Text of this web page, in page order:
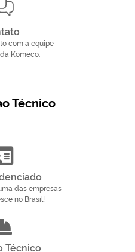
com a equipe
Komeco.
Técnico
das empresas
no Brasil!
Técnico